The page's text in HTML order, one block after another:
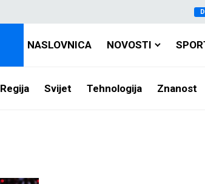
NASLOVNICA NOVOSTI
Regija Svijet Tehnologija Znanost